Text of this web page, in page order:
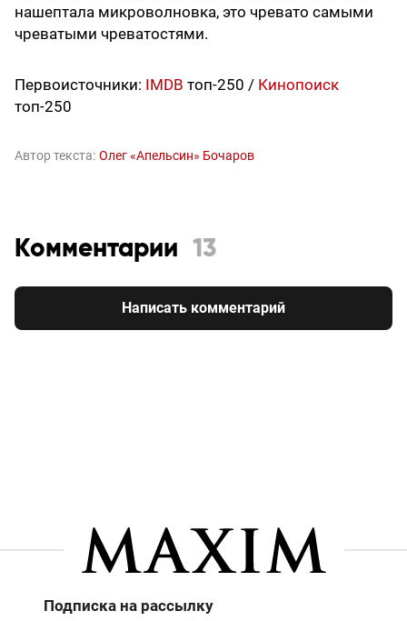
нашептала микроволновка, это чревато самыми
чреватыми чреватостями.
Первоисточники: IMDB топ-250 / Кинопоиск
топ-250
Автор текста: Олег «Апельсин» Бочаров
Комментарии 13
Написать комментарий
Подписка на рассылку